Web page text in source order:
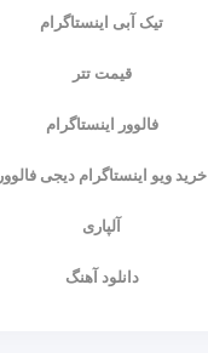
تیک آبی اینستاگرام
قیمت تتر
فالوور اینستاگرام
خرید ویو اینستاگرام دیجی فالوور
آلپاری
دانلود آهنگ